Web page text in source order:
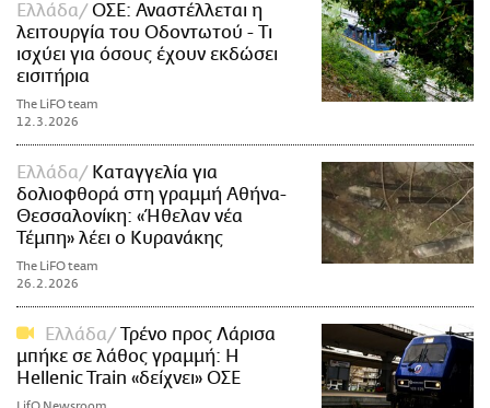
Ελλάδα
ΟΣΕ: Αναστέλλεται η
λειτουργία του Οδοντωτού - Τι
ισχύει για όσους έχουν εκδώσει
εισιτήρια
The LiFO team
12.3.2026
Ελλάδα
Καταγγελία για
δολιοφθορά στη γραμμή Αθήνα-
Θεσσαλονίκη: «Ήθελαν νέα
Τέμπη» λέει ο Κυρανάκης
The LiFO team
26.2.2026
Ελλάδα
Τρένο προς Λάρισα
μπήκε σε λάθος γραμμή: Η
Hellenic Train «δείχνει» ΟΣΕ